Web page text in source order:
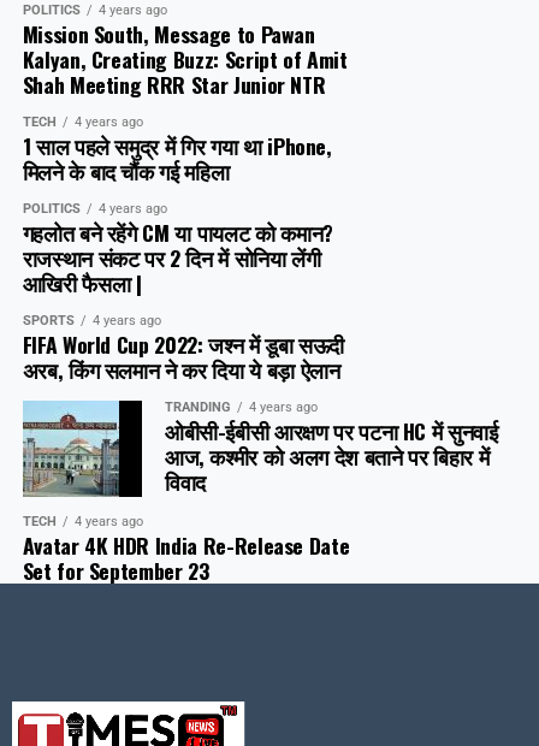
POLITICS 4 years ago
Mission South, Message to Pawan
Kalyan, Creating Buzz: Script of Amit
Shah Meeting RRR Star Junior NTR
TECH 4 years ago
1 साल पहले समुद्र में गिर गया था iPhone,
मिलने के बाद चौंक गई महिला
POLITICS 4 years ago
गहलोत बने रहेंगे CM या पायलट को कमान?
राजस्थान संकट पर 2 दिन में सोनिया लेंगी
आखिरी फैसला |
SPORTS 4 years ago
FIFA World Cup 2022: जश्न में डूबा सऊदी
अरब, क‍िंग सलमान ने कर दिया ये बड़ा ऐलान
TRANDING 4 years ago
ओबीसी-ईबीसी आरक्षण पर पटना HC में सुनवाई
आज, कश्मीर को अलग देश बताने पर बिहार में
विवाद
TECH 4 years ago
Avatar 4K HDR India Re-Release Date
Set for September 23